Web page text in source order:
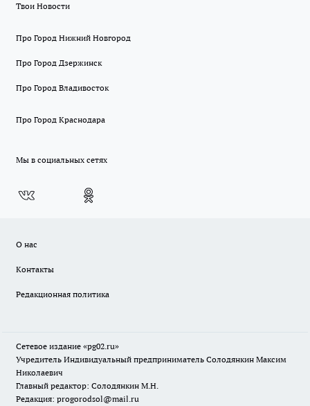
Твои Новости
Про Город Нижний Новгород
Про Город Дзержинск
Про Город Владивосток
Про Город Краснодара
Мы в социальных сетях
О нас
Контакты
Редакционная политика
Сетевое издание «pg02.ru»
Учредитель Индивидуальный предприниматель Солодянкин Максим
Николаевич
Главный редактор: Солодянкин М.Н.
Редакция: progorodsol@mail.ru